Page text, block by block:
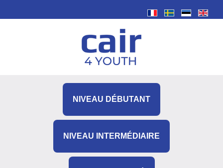
NIVEAU DÉBUTANT
NIVEAU INTERMÉDIAIRE